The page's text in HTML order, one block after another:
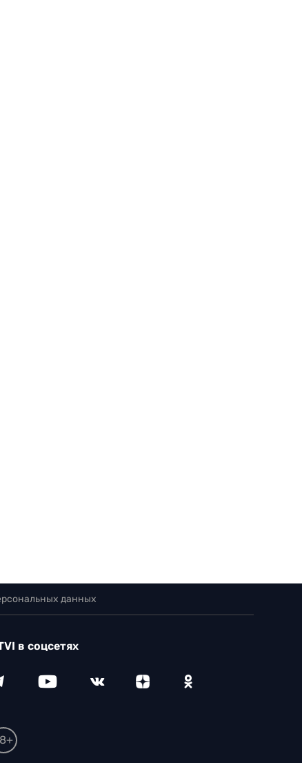
данных
в соцсетях